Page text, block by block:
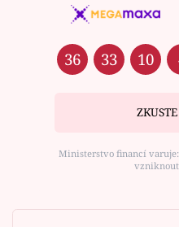
36 33 10
Ministerstvo financí